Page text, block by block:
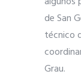
de San
técnico
Grau.